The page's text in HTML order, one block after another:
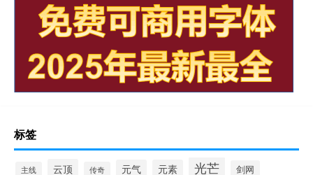
标签
主线 云顶 传奇 元气 元素 光芒 剑网